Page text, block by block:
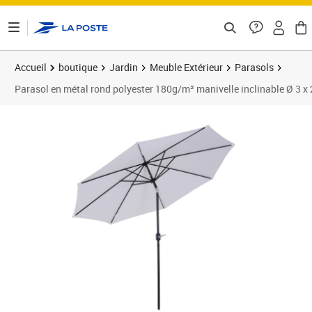
Accueil boutique Jardin Meuble Extérieur
Parasols
Parasol en métal rond polyester 180g/m² manivelle inclinable Ø 3 x